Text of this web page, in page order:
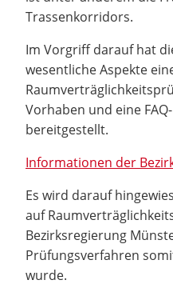
Trassenkorridors.
Im Vorgriff darauf hat
wesentliche Aspekte
Vorhaben und eine
bereitgestellt.
Informationen der
Es wird darauf
auf
Bezirksregierung
Prüfungsverfahren
wurde.